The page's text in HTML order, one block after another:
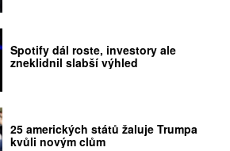
Spotify dál roste, investory ale
zneklidnil slabší výhled
25 amerických států žaluje Trumpa
kvůli novým clům